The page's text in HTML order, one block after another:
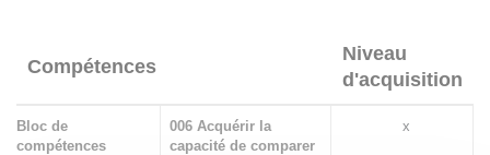
Compétences
Niveau
d'acquisition
Bloc de
compétences
006 Acquérir la
capacité de comparer
x